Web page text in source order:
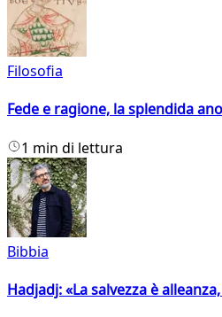
Filosofia
Fede e ragione, la splendida
1 min di lettura
Bibbia
Hadjadj: «La salvezza è